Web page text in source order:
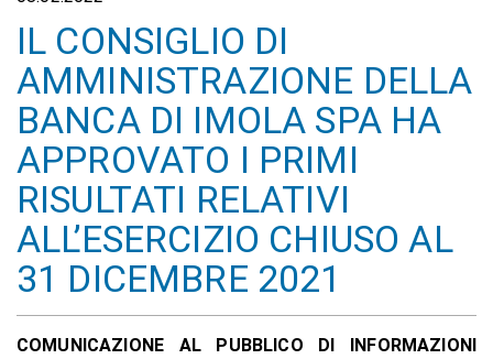
IL CONSIGLIO DI
AMMINISTRAZIONE DELLA
BANCA DI IMOLA SPA HA
APPROVATO I PRIMI
RISULTATI RELATIVI
ALL’ESERCIZIO CHIUSO AL
31 DICEMBRE 2021
COMUNICAZIONE AL PUBBLICO DI INFORMAZIONI